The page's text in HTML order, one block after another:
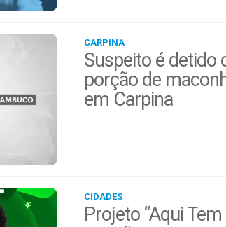
CARPINA
Suspeito é detido
porção de
em Carpina
CIDADES
Projeto “Aqui